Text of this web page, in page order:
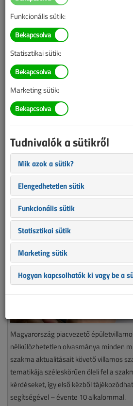
A rendeléshez kérjük, lépjen be!
Illetve, ha még nem tette meg, kérjük,
Tudnivalók az online
Van más mód ahhoz, hogy
A megvásárolt lapszámot megkapom
formában is?
Meddig érvényes a hozzáférés a
lapszámhoz?
VL előfizetés
Magyarország piacvezető
nélkülözhetetlen olvasmánya minden
szakma aktualitásait követő villamos
tematikája széleskörűen öleli fel a
kérdéseket, így első kézből
segítségével – évente 10 alkalommal.
Funkcionális sütik:
Statisztikai sütik:
Marketing sütik:
Tudnivalók a sütikről
Mik azok a sütik?
Elengedhetetlen sütik
Funkcionális sütik
Statisztikai sütik
Marketing sütik
Hogyan kapcsolhatók ki vagy be a